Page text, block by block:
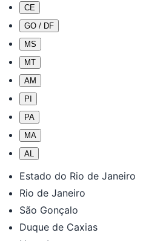
CE
GO / DF
MS
MT
AM
PI
PA
MA
AL
Estado do Rio de Janeiro
Rio de Janeiro
São Gonçalo
Duque de Caxias